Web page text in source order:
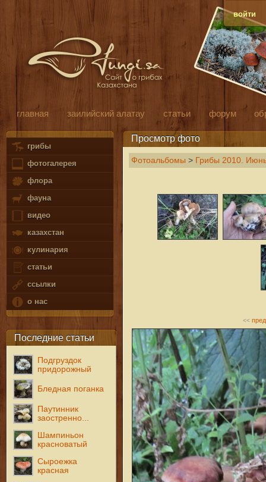
войти
главная заилийский алатау статьи форум
грибы
фотогалерея
флора
фауна
видео
казахстан
кулинария
статьи
ссылки
о нас
Последние статьи
Подгруздок
придорожный
Бледная поганка
Паутинник
заостренно...
Шампиньон
красноватый
Сыроежка
красная
Просмотр фото
Фотоальбомы > Грибы 2010.
<<